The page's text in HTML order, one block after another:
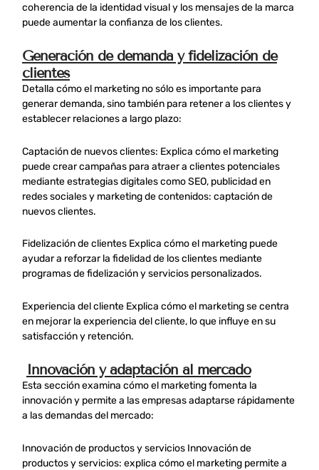
coherencia de la identidad visual y los mensajes de la marca
puede aumentar la confianza de los clientes.
Generación de demanda y fidelización de
clientes
Detalla cómo el marketing no sólo es importante para
generar demanda, sino también para retener a los clientes y
establecer relaciones a largo plazo:
Captación de nuevos clientes: Explica cómo el marketing
puede crear campañas para atraer a clientes potenciales
mediante estrategias digitales como SEO, publicidad en
redes sociales y marketing de contenidos: captación de
nuevos clientes.
Fidelización de clientes Explica cómo el marketing puede
ayudar a reforzar la fidelidad de los clientes mediante
programas de fidelización y servicios personalizados.
Experiencia del cliente Explica cómo el marketing se centra
en mejorar la experiencia del cliente, lo que influye en su
satisfacción y retención.
Innovación y adaptación al mercado
Esta sección examina cómo el marketing fomenta la
innovación y permite a las empresas adaptarse rápidamente
a las demandas del mercado:
Innovación de productos y servicios Innovación de
productos y servicios: explica cómo el marketing permite a